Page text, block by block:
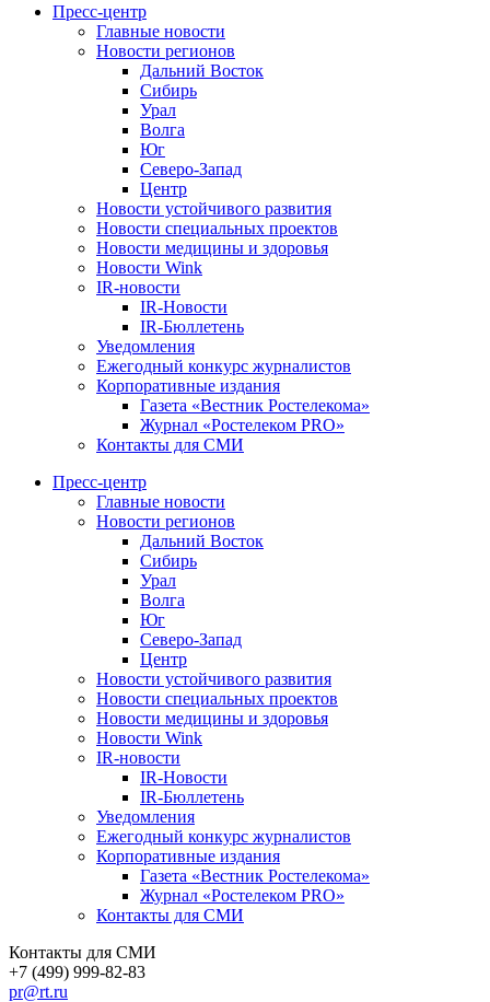
Пресс-центр
Главные новости
Новости регионов
Дальний Восток
Сибирь
Урал
Волга
Юг
Северо-Запад
Центр
Новости устойчивого развития
Новости специальных проектов
Новости медицины и здоровья
Новости Wink
IR-новости
IR-Новости
IR-Бюллетень
Уведомления
Ежегодный конкурс журналистов
Корпоративные издания
Газета «Вестник Ростелекома»
Журнал «Ростелеком PRO»
Контакты для СМИ
Пресс-центр
Главные новости
Новости регионов
Дальний Восток
Сибирь
Урал
Волга
Юг
Северо-Запад
Центр
Новости устойчивого развития
Новости специальных проектов
Новости медицины и здоровья
Новости Wink
IR-новости
IR-Новости
IR-Бюллетень
Уведомления
Ежегодный конкурс журналистов
Корпоративные издания
Газета «Вестник Ростелекома»
Журнал «Ростелеком PRO»
Контакты для СМИ
Контакты для СМИ
+7 (499) 999-82-83
pr@rt.ru